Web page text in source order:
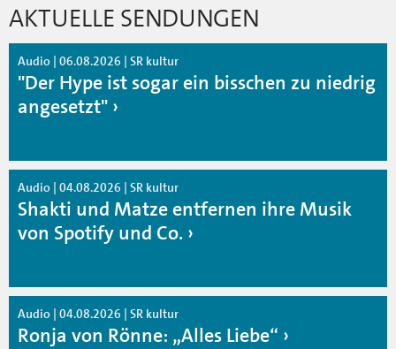
AKTUELLE SENDUNGEN
Audio | 06.08.2026 | SR kultur
"Der Hype ist sogar ein bisschen zu niedrig
angesetzt"
Audio | 04.08.2026 | SR kultur
Shakti und Matze entfernen ihre Musik
von Spotify und Co.
Audio | 04.08.2026 | SR kultur
Ronja von Rönne: „Alles Liebe“